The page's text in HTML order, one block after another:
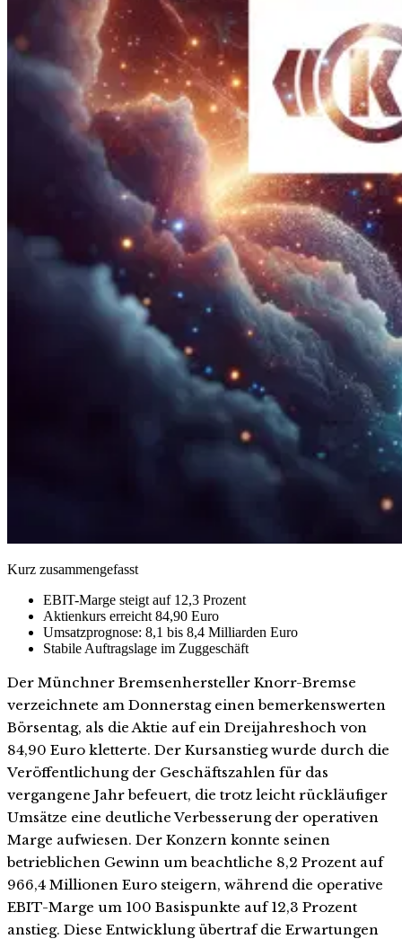
Kurz zusammengefasst
EBIT-Marge steigt auf 12,3 Prozent
Aktienkurs erreicht 84,90 Euro
Umsatzprognose: 8,1 bis 8,4 Milliarden Euro
Stabile Auftragslage im Zuggeschäft
Der Münchner Bremsenhersteller Knorr-Bremse
verzeichnete am Donnerstag einen bemerkenswerten
Börsentag, als die Aktie auf ein Dreijahreshoch von
84,90 Euro kletterte. Der Kursanstieg wurde durch die
Veröffentlichung der Geschäftszahlen für das
vergangene Jahr befeuert, die trotz leicht rückläufiger
Umsätze eine deutliche Verbesserung der operativen
Marge aufwiesen. Der Konzern konnte seinen
betrieblichen Gewinn um beachtliche 8,2 Prozent auf
966,4 Millionen Euro steigern, während die operative
EBIT-Marge um 100 Basispunkte auf 12,3 Prozent
anstieg. Diese Entwicklung übertraf die Erwartungen